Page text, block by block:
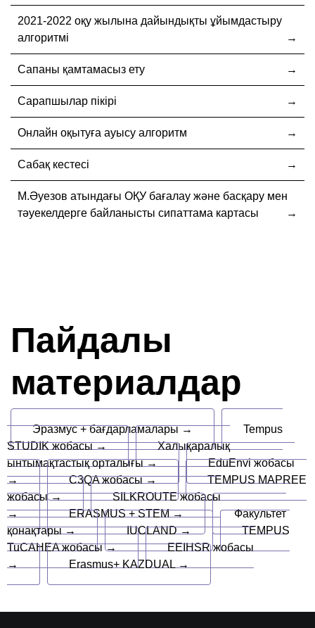
2021-2022 оқу жылына дайындықты ұйымдастыру
алгоритмі
Сапаны қамтамасыз ету
Сарапшылар пікірі
Онлайн оқытуға ауысу алгоритм
Сабақ кестесі
М.Әуезов атындағы ОҚУ бағалау және басқару мен
тәуекелдерге байланысты сипаттама картасы
Пайдалы
материалдар
Эразмус + бағдарламалары →
Tempus
STUDIK жобасы →
Халықаралық
ынтымақтастық орталығы →
EduEnvi жобасы
→
C3QA жобасы →
TEMPUS MAPREE
жобасы →
SILKROUTE жобасы
→
ERASMUS + STEM →
Факультет
қонақтары →
IUCLAND →
TEMPUS
TuCAHEA жобасы →
EEIHSR жобасы
→
Erasmus+ KAZDUAL →